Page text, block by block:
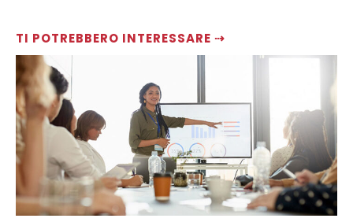
TI POTREBBERO INTERESSARE ⇢